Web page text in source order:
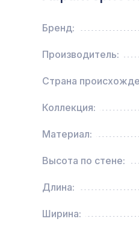
обои Cosca Traditional
"Серый" в блистере
панель КРИСТАЛЛ,
в блистере, цв. 52 темный
Бренд:
Производитель:
Страна
Коллекция:
Материал:
Высота по стене:
Длина:
Ширина: